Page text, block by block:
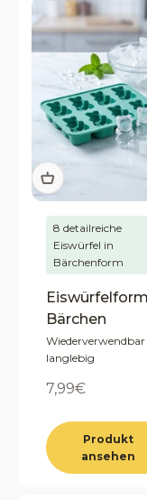
8 detailreiche
Eiswürfel in
Bärchenform
Bärchen
langlebig
Angebot
7,99€
Produkt
ansehen